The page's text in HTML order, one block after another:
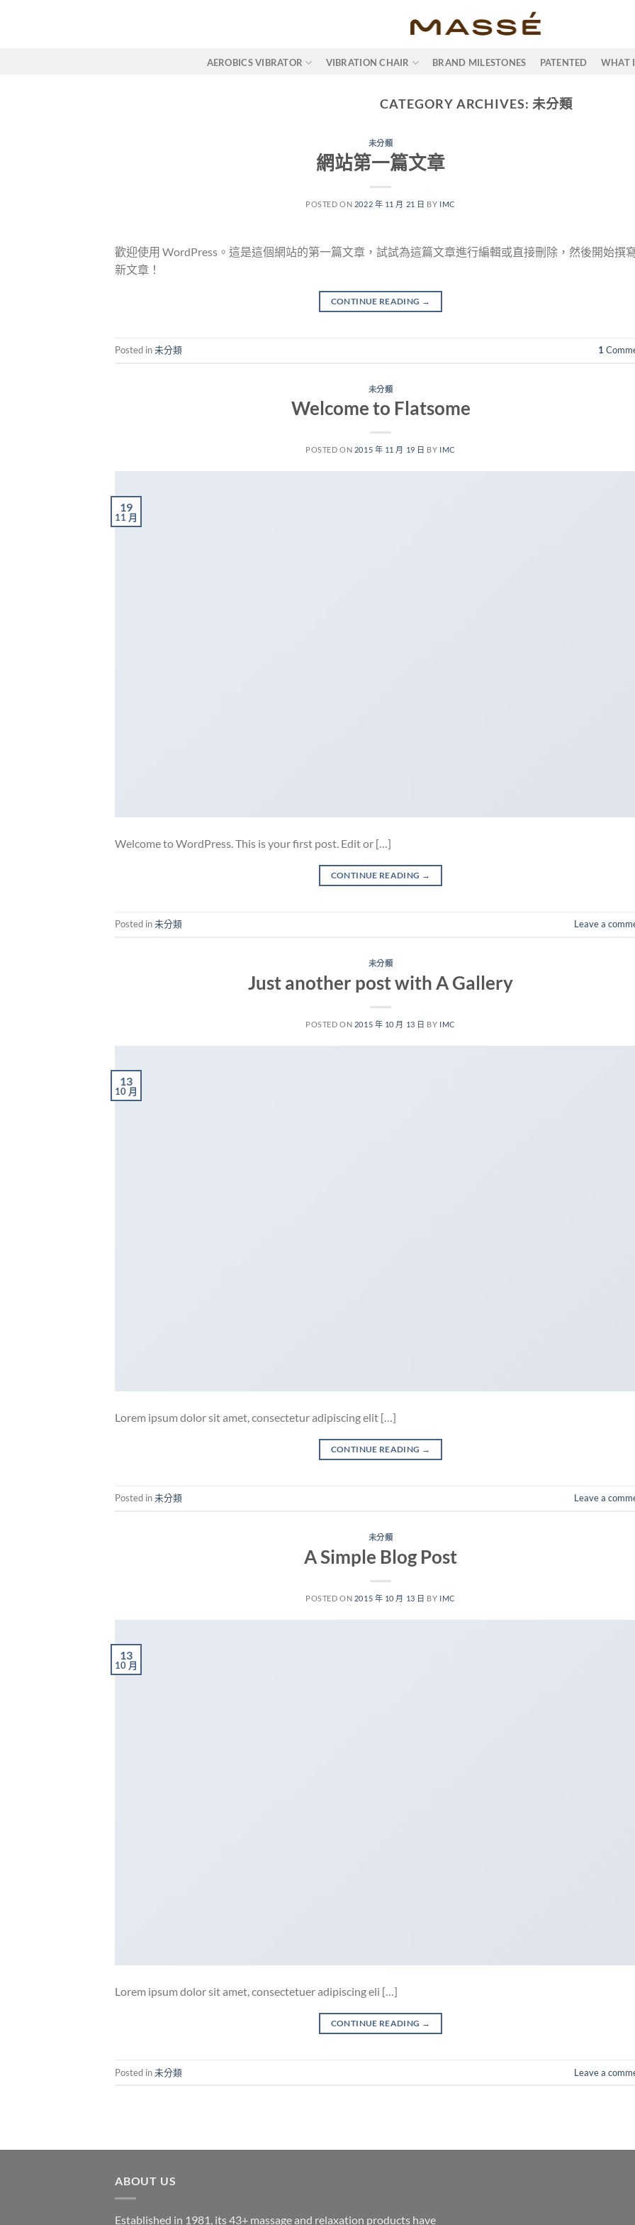
AEROBICS VIBRATOR VIBRATION CHAIR BRAND MILESTONES PATENTED WHAT
CATEGORY ARCHIVES: 未分類
未分類
網站第一篇文章
POSTED ON 2022 年 11 月 21 日 BY IMC
歡迎使用 WordPress。這是這個網站的第一篇文章，試試為這篇文章進行編輯或直接刪除，然後開始撰
新文章！
CONTINUE READING →
Posted in未分類 1
未分類
Welcome to Flatsome
POSTED ON 2015 年 11 月 19 日 BY IMC
19
11 月
Welcome to WordPress. This is your first post. Edit or […]
CONTINUE READING →
Posted in未分類 Leave a
未分類
Just another post with A Gallery
POSTED ON 2015 年 10 月 13 日 BY IMC
13
10 月
Lorem ipsum dolor sit amet, consectetur adipiscing elit […]
CONTINUE READING →
Posted in未分類 Leave a
未分類
A Simple Blog Post
POSTED ON 2015 年 10 月 13 日 BY IMC
13
10 月
Lorem ipsum dolor sit amet, consectetuer adipiscing eli […]
CONTINUE READING →
Posted in未分類 Leave a
ABOUT US
Established in 1981, its 43+ massage and relaxation products have